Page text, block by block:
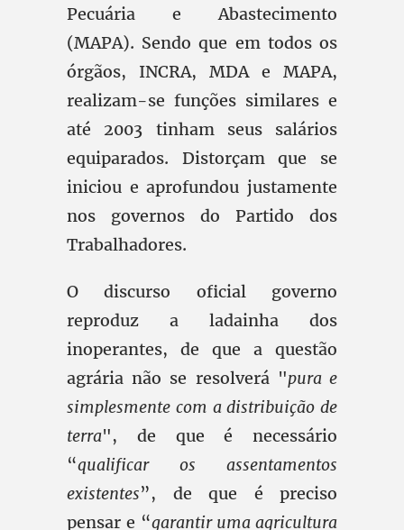
Pecuária e Abastecimento
(MAPA). Sendo que em todos os
órgãos, INCRA, MDA e MAPA,
realizam-se funções similares e
até 2003 tinham seus salários
equiparados. Distorçam que se
iniciou e aprofundou justamente
nos governos do Partido dos
Trabalhadores.
O discurso oficial governo
reproduz a ladainha dos
inoperantes, de que a questão
agrária não se resolverá "pura e
simplesmente com a distribuição de
terra", de que é necessário
“qualificar os assentamentos
existentes”, de que é preciso
pensar e “garantir uma agricultura